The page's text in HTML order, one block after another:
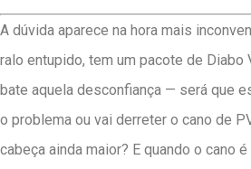
A dúvida aparece na hora mais
ralo entupido, tem um pacote de Diabo
bate aquela desconfiança — será que
o problema ou vai derreter o cano de
cabeça ainda maior? E quando o cano